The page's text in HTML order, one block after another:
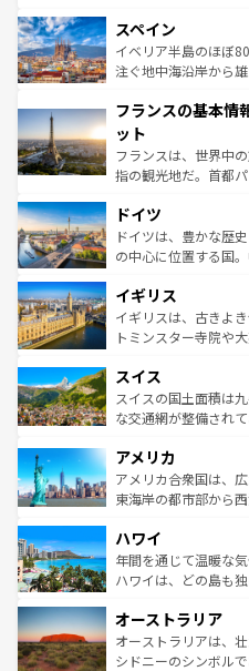
ろん、トスカーナの
景など、自然景観も
ピザやパスタなど、
ませてくれるイタリ
なお、新着のイタリア
しい。
スペイン
イベリア半島のほぼ
注ぐ地中海沿岸から
文化が根付くこの国
れる闘牛、そして美
る。首都マドリード
アートに溢れた街角
せる。地方によって
ンテンツ一覧を参照
フランスの基本情
ット
フランスは、世界中
指の観光地だ。首都
で、幅広い魅力が詰
聖堂、美しいビーチ
から魅了する。また
いる。シャンパンの
香り高いラベンダー
らに、パリ以外の地
れる地方に足を運ぶ
きるだろう
を参照してほしい。
ドイツ
ドイツは、豊かな歴
の中心に位置する国
顔を持つこの国は、
ルリンの文化的活気
してライン川沿いの
は、お酒好きな人にはぜひ
ドイツ情報はコンテ
イギリス
イギリスは、古きよ
トミンスター寺院や
リアごとに異なる魅
ティー、ビール好き
戦など、本場だから
ンツ一覧を参照してほ
スイス
スイスの国土面積は
な交通網が整備され
の建物がそのまま残
博物館もあり、アル
ことができる。国民
ば市内交通費無料で観光
着のスイス情報はコ
アメリカ
アメリカ合衆国は、
東海岸の都市部から
のような巨大都市は
ンメントが詰まった
西部には大自然が広
部のニューオーリン
文化が魅力。旅行者
しみながら、その多
ハワイ
年間を通じて温暖な
ハワイは、どの島も
ワイ島は見逃せない
島だが、静かな自然
おすすめ。エメラル
オーストラリア
オーストラリアは、
シドニーのシンボル